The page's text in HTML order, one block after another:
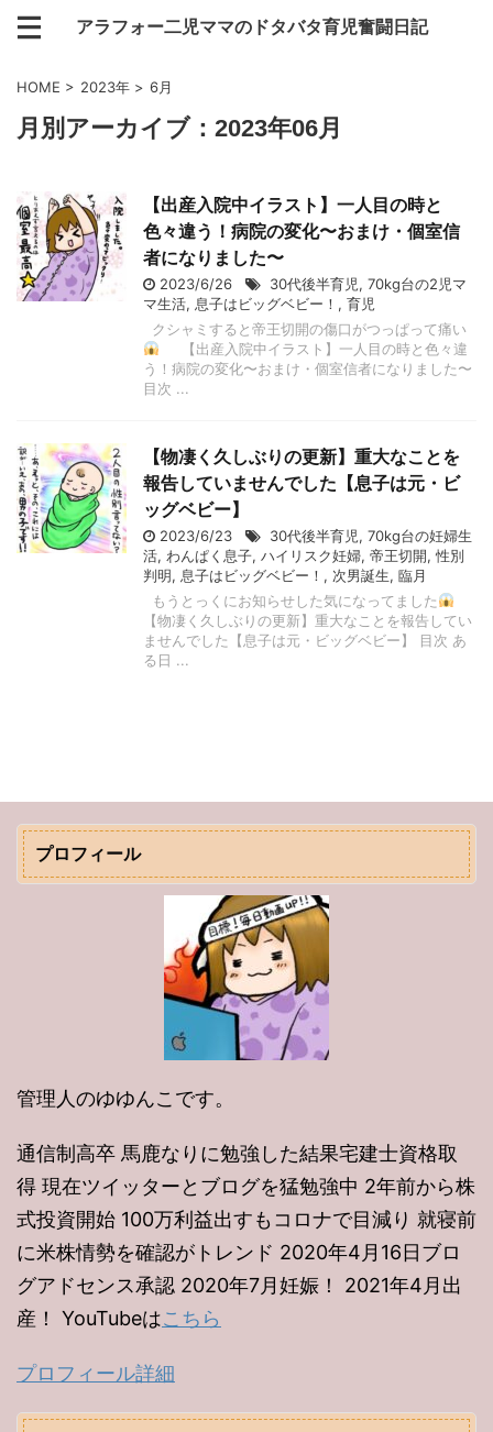
アラフォー二児ママのドタバタ育児奮闘日記
HOME > 2023年 > 6月
月別アーカイブ：2023年06月
【出産入院中イラスト】一人目の時と
色々違う！病院の変化〜おまけ・個室信
者になりました〜
2023/6/26 30代後半育児, 70kg台の2児マ
マ生活, 息子はビッグベビー！ , 育児
クシャミすると帝王切開の傷口がつっぱって痛い
【出産入院中イラスト】一人目の時と色々違
う！病院の変化〜おまけ・個室信者になりました〜
目次 ...
【物凄く久しぶりの更新】重大なことを
報告していませんでした【息子は元・ビ
ッグベビー】
2023/6/23 30代後半育児, 70kg台の妊婦生
活, わんぱく息子, ハイリスク妊婦, 帝王切開,性別
判明, 息子はビッグベビー！ , 次男誕生, 臨月
もうとっくにお知らせした気になってました
【物凄く久しぶりの更新】重大なことを報告してい
ませんでした【息子は元・ビッグベビー】 目次 あ
る日 ...
プロフィール
管理人のゆゆんこです。
通信制高卒 馬鹿なりに勉強した結果宅建士資格取
得 現在ツイッターとブログを猛勉強中 2年前から株
式投資開始 100万利益出すもコロナで目減り 就寝前
に米株情勢を確認がトレンド 2020年4月16日ブロ
グアドセンス承認 2020年7月妊娠！ 2021年4月出
産！ YouTubeはこちら
プロフィール詳細